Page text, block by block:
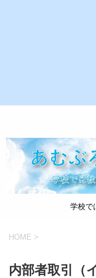
学校で
HOME >
内部者取引（